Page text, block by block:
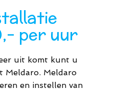
per uur
uit komt kunt u
Meldaro. Meldaro
en instellen van